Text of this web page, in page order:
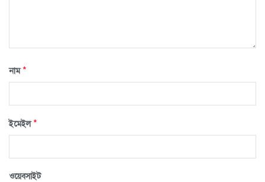
নাম*
ইমেইল*
ওয়েবসাইট